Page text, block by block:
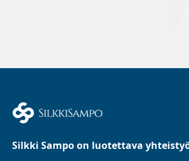
Silkki Sampo on luotettava